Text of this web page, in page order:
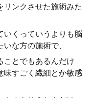
リンクさせた施術みた
いくっていうよりも脳
な方の施術で、
ことでもあるんだけ
味すごく繊細とか敏感